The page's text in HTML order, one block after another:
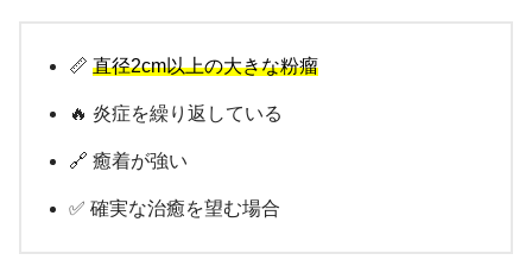
📏 直径2cm以上の大きな粉瘤
🔥 炎症を繰り返している
🔗 癒着が強い
✅ 確実な治癒を望む場合